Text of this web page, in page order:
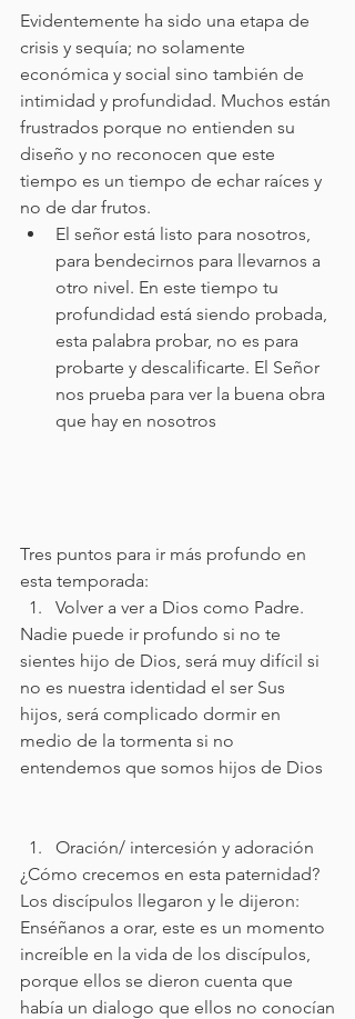
Evidentemente ha sido una etapa de
crisis y sequía; no solamente
económica y social sino también de
intimidad y profundidad. Muchos están
frustrados porque no entienden su
diseño y no reconocen que este
tiempo es un tiempo de echar raíces y
no de dar frutos.
El señor está listo para nosotros,
para bendecirnos para llevarnos a
otro nivel. En este tiempo tu
profundidad está siendo probada,
esta palabra probar, no es para
probarte y descalificarte. El Señor
nos prueba para ver la buena obra
que hay en nosotros
Tres puntos para ir más profundo en
esta temporada:
Volver a ver a Dios como Padre.
Nadie puede ir profundo si no te
sientes hijo de Dios, será muy difícil si
no es nuestra identidad el ser Sus
hijos, será complicado dormir en
medio de la tormenta si no
entendemos que somos hijos de Dios
Oración/ intercesión y adoración
¿Cómo crecemos en esta paternidad?
Los discípulos llegaron y le dijeron:
Enséñanos a orar, este es un momento
increíble en la vida de los discípulos,
porque ellos se dieron cuenta que
había un dialogo que ellos no conocían